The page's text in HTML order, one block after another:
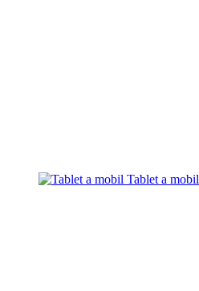
Tablet a mobil